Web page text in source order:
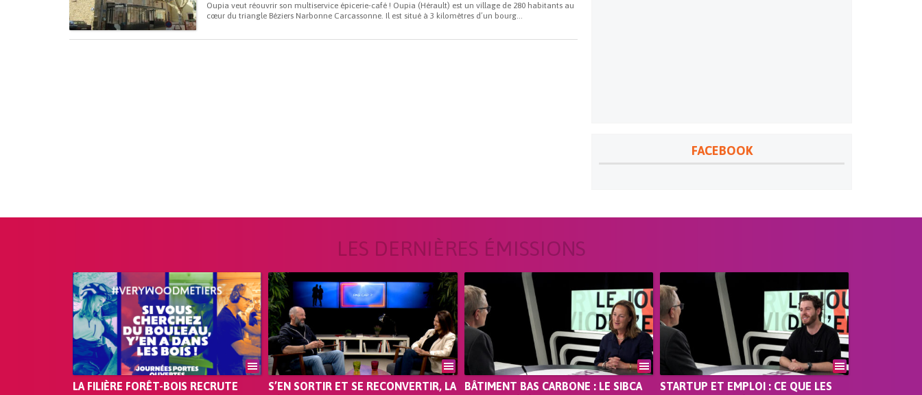
Oupia veut réouvrir son multiservice épicerie-café ! Oupia (Hérault) est un village de 280 habitants au
cœur du triangle Béziers Narbonne Carcassonne. Il est situé à 3 kilomètres d’un bourg...
FACEBOOK
LES DERNIÈRES ÉMISSIONS
LA FILIÈRE FORÊT-BOIS RECRUTE
S’EN SORTIR ET SE RECONVERTIR, LA
BÂTIMENT BAS CARBONE : LE SIBCA
STARTUP ET EMPLOI : CE QUE LES